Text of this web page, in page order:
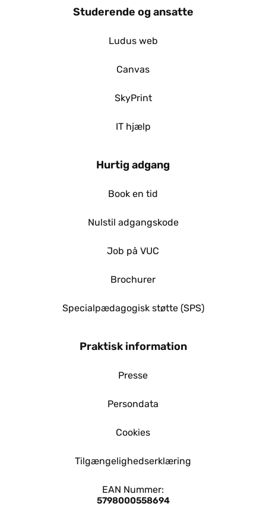
Studerende og ansatte
Ludus web
Canvas
SkyPrint
IT hjælp
Hurtig adgang
Book en tid
Nulstil adgangskode
Job på VUC
Brochurer
Specialpædagogisk støtte (SPS)
Praktisk information
Presse
Persondata
Cookies
Tilgængelighedserklæring
EAN Nummer:
5798000558694